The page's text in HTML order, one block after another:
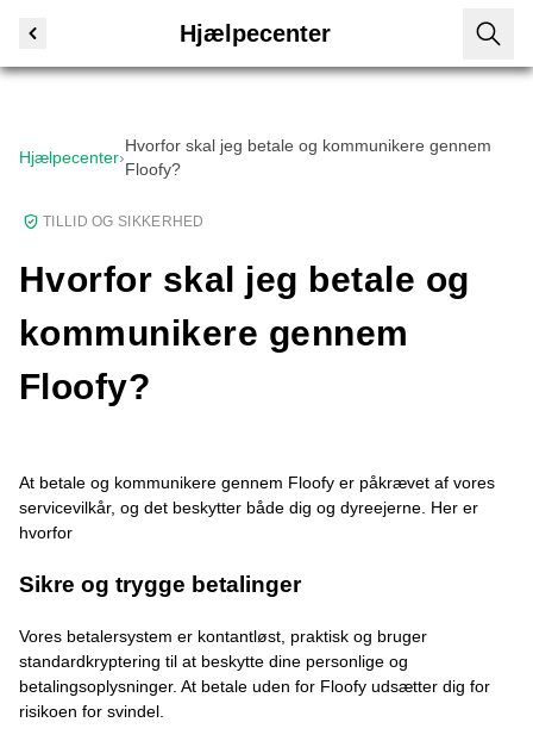
Hjælpecenter
Hjælpecenter›
Hvorfor skal jeg betale og kommunikere gennem
Floofy?
TILLID OG SIKKERHED
Hvorfor skal jeg betale og
kommunikere gennem
Floofy?
At betale og kommunikere gennem Floofy er påkrævet af vores
servicevilkår, og det beskytter både dig og dyreejerne. Her er
hvorfor
Sikre og trygge betalinger
Vores betalersystem er kontantløst, praktisk og bruger
standardkryptering til at beskytte dine personlige og
betalingsoplysninger. At betale uden for Floofy udsætter dig for
risikoen for svindel.